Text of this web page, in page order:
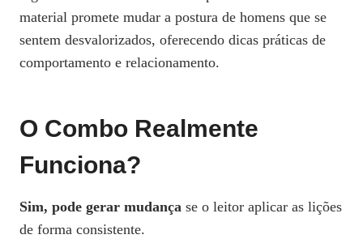
material promete mudar a postura de homens que se
sentem desvalorizados, oferecendo dicas práticas de
comportamento e relacionamento.
O Combo Realmente
Funciona?
Sim, pode gerar mudança se o leitor aplicar as lições
de forma consistente.